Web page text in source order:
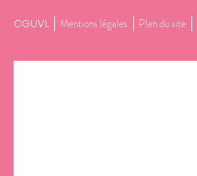
CGUVL Mentions légales Plan du site